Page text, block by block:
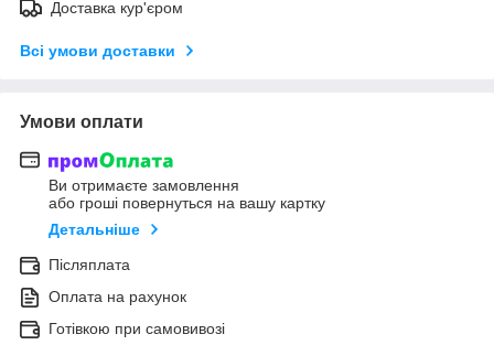
Доставка кур'єром
Всі умови доставки
Умови оплати
Ви отримаєте замовлення
або гроші повернуться на вашу картку
Детальніше
Післяплата
Оплата на рахунок
Готівкою при самовивозі